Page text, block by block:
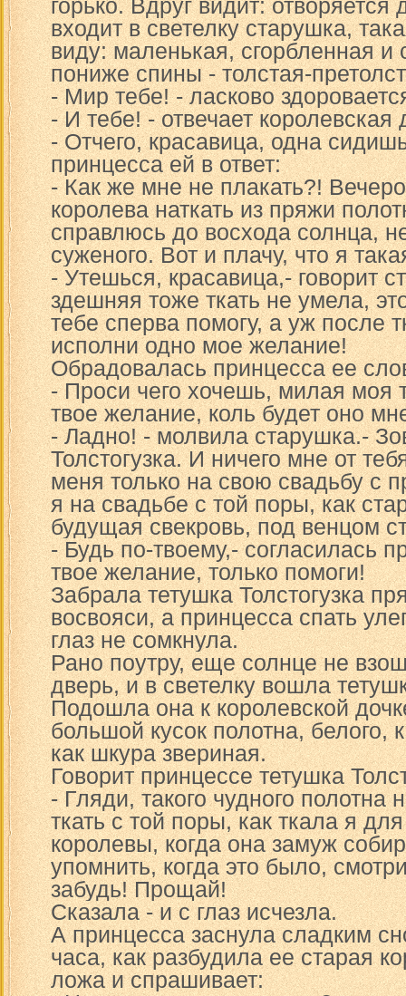
горько. Вдруг видит: отворяется
входит в светелку старушка,
виду: маленькая, сгорбленная
пониже спины - толстая-
- Мир тебе! - ласково
- И тебе! - отвечает королевская
- Отчего, красавица, одна
принцесса ей в ответ:
- Как же мне не плакать?!
королева наткать из пряжи
справлюсь до восхода солнца,
суженого. Вот и плачу, что я
- Утешься, красавица,- говорит
здешняя тоже ткать не умела,
тебе сперва помогу, а уж после
исполни одно мое желание!
Обрадовалась принцесса ее
- Проси чего хочешь, милая моя
твое желание, коль будет оно
- Ладно! - молвила старушка.-
Толстогузка. И ничего мне от
меня только на свою свадьбу с
я на свадьбе с той поры, как
будущая свекровь, под венцом
- Будь по-твоему,- согласилась
твое желание, только помоги!
Забрала тетушка Толстогузка
восвояси, а принцесса спать
глаз не сомкнула.
Рано поутру, еще солнце не
дверь, и в светелку вошла
Подошла она к королевской
большой кусок полотна, белого,
как шкура звериная.
Говорит принцессе тетушка
- Гляди, такого чудного полотна
ткать с той поры, как ткала я
королевы, когда она замуж
упомнить, когда это было,
забудь! Прощай!
Сказала - и с глаз исчезла.
А принцесса заснула сладким
часа, как разбудила ее старая
ложа и спрашивает: